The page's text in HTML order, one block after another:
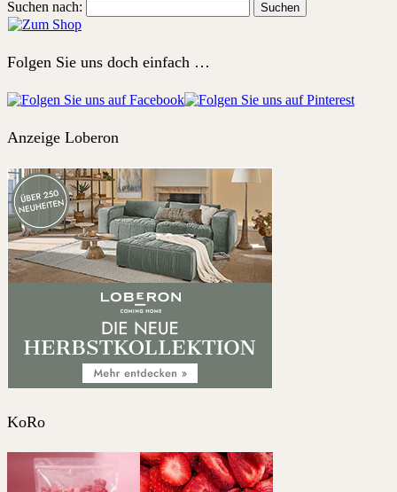
Suchen nach:
Folgen Sie uns doch einfach …
Anzeige Loberon
KoRo